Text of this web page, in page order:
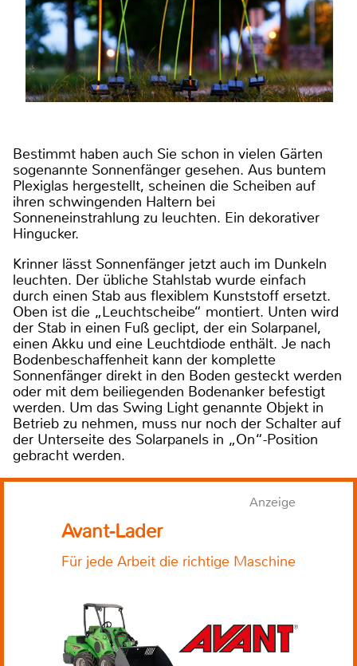
Bestimmt haben auch Sie schon in vielen Gärten
sogenannte Sonnenfänger gesehen. Aus buntem
Plexiglas hergestellt, scheinen die Scheiben auf
ihren schwingenden Haltern bei
Sonneneinstrahlung zu leuchten. Ein dekorativer
Hingucker.
Krinner lässt Sonnenfänger jetzt auch im Dunkeln
leuchten. Der übliche Stahlstab wurde einfach
durch einen Stab aus flexiblem Kunststoff ersetzt.
Oben ist die „Leuchtscheibe“ montiert. Unten wird
der Stab in einen Fuß geclipt, der ein Solarpanel,
einen Akku und eine Leuchtdiode enthält. Je nach
Bodenbeschaffenheit kann der komplette
Sonnenfänger direkt in den Boden gesteckt werden
oder mit dem beiliegenden Bodenanker befestigt
werden. Um das Swing Light genannte Objekt in
Betrieb zu nehmen, muss nur noch der Schalter auf
der Unterseite des Solarpanels in „On“-Position
gebracht werden.
Anzeige
Avant-Lader
Für jede Arbeit die richtige Maschine